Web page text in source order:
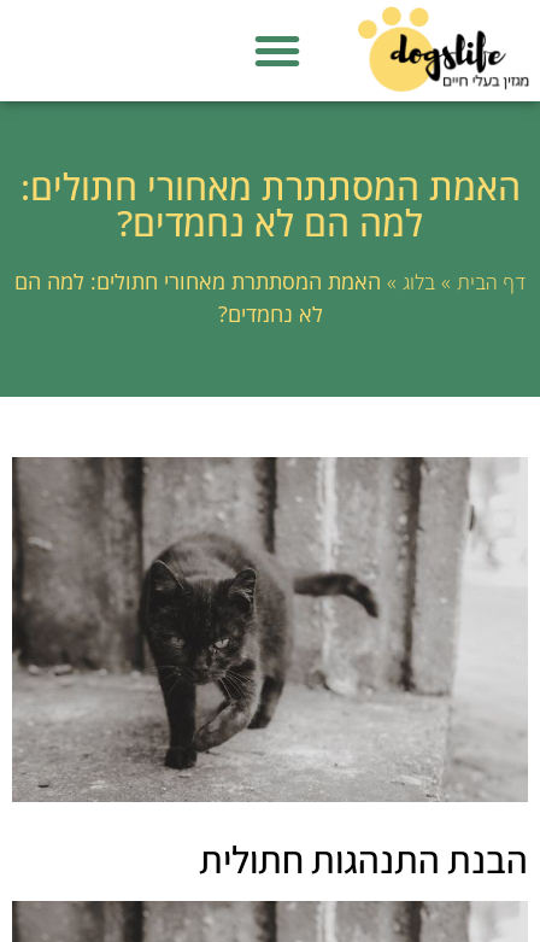
האמת המסתתרת מאחורי חתולים:
למה הם לא נחמדים?
דף הבית »בלוג » האמת המסתתרת מאחורי חתולים: למה הם
לא נחמדים?
הבנת התנהגות חתולית